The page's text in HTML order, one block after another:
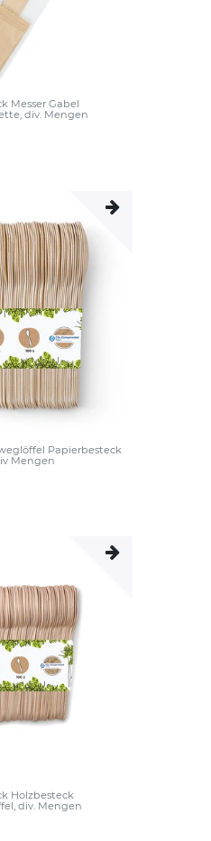
Messer Gabel
div. Mengen
Papierbesteck
Mengen
Holzbesteck
div. Mengen